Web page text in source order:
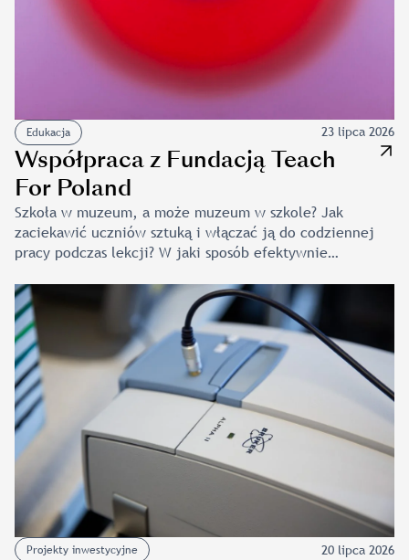
Edukacja 23 lipca 2026
Współpraca z Fundacją Teach
For Poland
Szkoła w muzeum, a może muzeum w szkole? Jak
zaciekawić uczniów sztuką i włączać ją do codziennej
pracy podczas lekcji? W jaki sposób efektywnie
połowie lipca Muzeum Narodowe w Krakowie –
we współpracy z Fundacją Teach for Poland – stało się
przestrzenią do dyskusji, wymiany doświadczeń
i praktycznych warsztatów skierowanych do nauczycielek
i nauczycieli uczestniczących w Mobilnej Szkole
Przyszłości w ramach Programu Rozwoju EduLiderstwa.
Nauczycielki i nauczyciele […]
Projekty inwestycyjne 20 lipca 2026